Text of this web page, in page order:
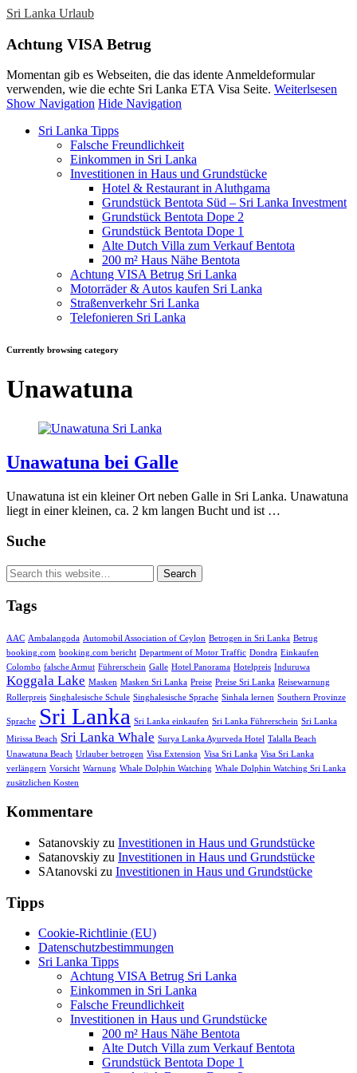
Sri Lanka Urlaub
Achtung VISA Betrug
Momentan gib es Webseiten, die das idente Anmeldeformular
verwenden, wie die echte Sri Lanka ETA Visa Seite. Weiterlsesen
Show Navigation Hide Navigation
Sri Lanka Tipps
Falsche Freundlichkeit
Einkommen in Sri Lanka
Investitionen in Haus und Grundstücke
Hotel & Restaurant in Aluthgama
Grundstück Bentota Süd – Sri Lanka Investment
Grundstück Bentota Dope 2
Grundstück Bentota Dope 1
Alte Dutch Villa zum Verkauf Bentota
200 m² Haus Nähe Bentota
Achtung VISA Betrug Sri Lanka
Motorräder & Autos kaufen Sri Lanka
Straßenverkehr Sri Lanka
Telefonieren Sri Lanka
Currently browsing category
Unawatuna
Unawatuna bei Galle
Unawatuna ist ein kleiner Ort neben Galle in Sri Lanka. Unawatuna
liegt in einer kleinen, ca. 2 km langen Bucht und ist …
Suche
Tags
AAC Ambalangoda Automobil Association of Ceylon Betrogen in Sri Lanka Betrug
booking.com booking.com bericht Department of Motor Traffic Dondra Einkaufen
Colombo falsche Armut Führerschein Galle Hotel Panorama Hotelpreis Induruwa
Koggala Lake Masken Masken Sri Lanka Preise Preise Sri Lanka Reisewarnung
Rollerpreis Singhalesische Schule Singhalesische Sprache Sinhala lernen Southern Provinze
Sprache Sri Lanka Sri Lanka einkaufen Sri Lanka Führerschein Sri Lanka
Mirissa Beach Sri Lanka Whale Surya Lanka Ayurveda Hotel Talalla Beach
Unawatuna Beach Urlauber betrogen Visa Extension Visa Sri Lanka Visa Sri Lanka
verlängern Vorsicht Warnung Whale Dolphin Watching Whale Dolphin Watching Sri Lanka
zusätzlichen Kosten
Kommentare
Satanovskiy zu Investitionen in Haus und Grundstücke
Satanovskiy zu Investitionen in Haus und Grundstücke
SAtanovski zu Investitionen in Haus und Grundstücke
Tipps
Cookie-Richtlinie (EU)
Datenschutzbestimmungen
Sri Lanka Tipps
Achtung VISA Betrug Sri Lanka
Einkommen in Sri Lanka
Falsche Freundlichkeit
Investitionen in Haus und Grundstücke
200 m² Haus Nähe Bentota
Alte Dutch Villa zum Verkauf Bentota
Grundstück Bentota Dope 1